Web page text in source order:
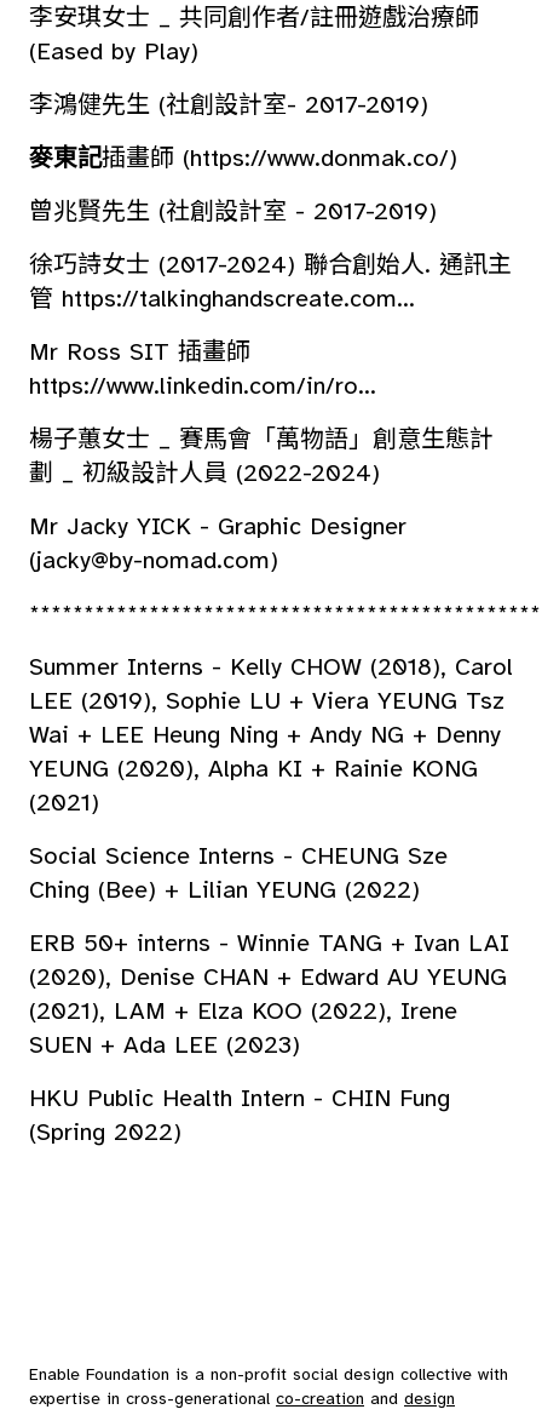
李安琪女士 _ 共同創作者/註冊遊戲治療師
(Eased by Play)
李鴻健先生 (社創設計室- 2017-2019)
麥東記插畫師 (https://www.donmak.co/)
曾兆賢先生 (社創設計室 - 2017-2019)
徐巧詩女士 (2017-2024) 聯合創始人. 通訊主
管 https://talkinghandscreate.com...
Mr Ross SIT 插畫師
https://www.linkedin.com/in/ro...
楊子蕙女士 _ 賽馬會「萬物語」創意生態計
劃 _ 初級設計人員 (2022-2024)
Mr Jacky YICK - Graphic Designer
(jacky@by-nomad.com)
Summer Interns - Kelly CHOW (2018), Carol
LEE (2019), Sophie LU + Viera YEUNG Tsz
Wai + LEE Heung Ning + Andy NG + Denny
YEUNG (2020), Alpha KI + Rainie KONG
(2021)
Social Science Interns - CHEUNG Sze
Ching (Bee) + Lilian YEUNG (2022)
ERB 50+ interns - Winnie TANG + Ivan LAI
(2020), Denise CHAN + Edward AU YEUNG
(2021), LAM + Elza KOO (2022), Irene
SUEN + Ada LEE (2023)
HKU Public Health Intern - CHIN Fung
(Spring 2022)
Enable Foundation is a non-profit social design collective with
expertise in cross-generational co-creation and design